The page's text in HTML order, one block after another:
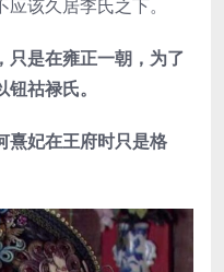
该久居李氏之下。
只是在雍正一朝，为了
祜禄氏。
熹妃在王府时只是格